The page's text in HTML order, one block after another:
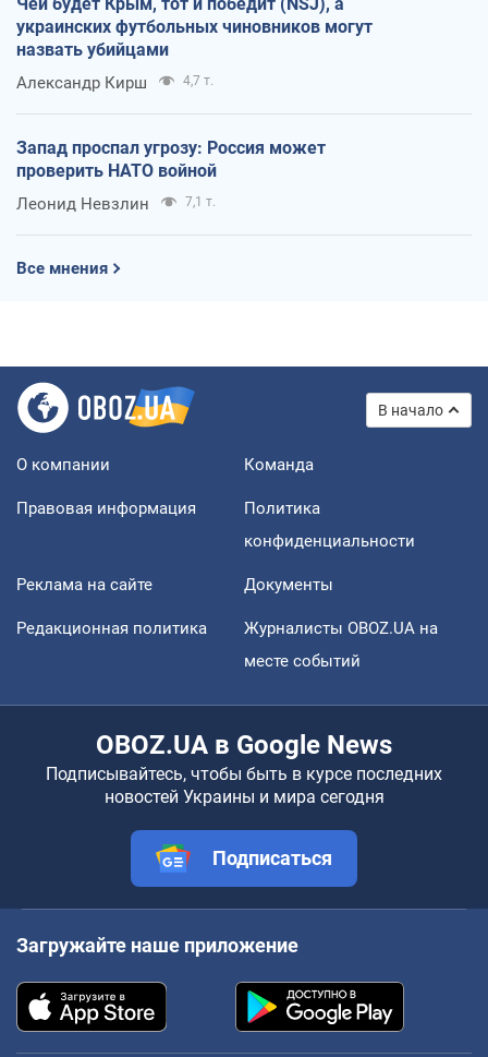
украинских футбольных чиновников могут
назвать убийцами
Александр Кирш 4,7 т.
Запад проспал угрозу: Россия может
проверить НАТО войной
Леонид Невзлин 7,1 т.
Все мнения
В начало
О компании Команда
Правовая информация
Политика
конфиденциальности
Реклама на сайте Документы
Редакционная политика
Журналисты OBOZ.UA на
месте событий
OBOZ.UA в Google News
Подписывайтесь, чтобы быть в курсе последних
новостей Украины и мира сегодня
Подписаться
Загружайте наше приложение